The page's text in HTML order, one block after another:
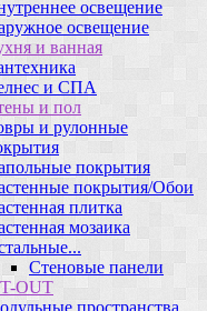
освещение
освещение
и ванная
и СПА
и пол
и рулонные
покрытия
покрытия/Обои
плитка
мозаика
Стеновые панели
OUT
пространства